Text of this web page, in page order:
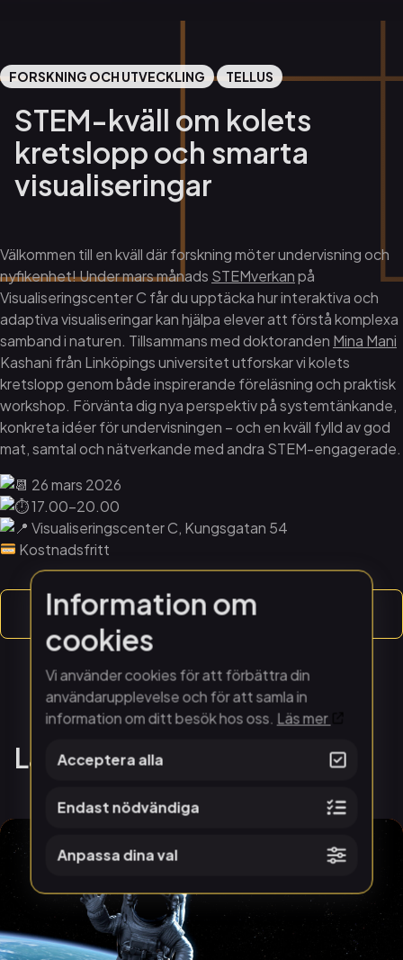
FORSKNING OCH UTVECKLING TELLUS
STEM-kväll om kolets
kretslopp och smarta
visualiseringar
Välkommen till en kväll där forskning möter undervisning och
nyfikenhet! Under mars månads STEMverkanpå
Visualiseringscenter C får du upptäcka hur interaktiva och
adaptiva visualiseringar kan hjälpa elever att förstå komplexa
samband i naturen. Tillsammans med doktoranden Mina Mani
Kashani från Linköpings universitet utforskar vi kolets
kretslopp genom både inspirerande föreläsning och praktisk
workshop. Förvänta dig nya perspektiv på systemtänkande,
konkreta idéer för undervisningen – och en kväll fylld av god
mat, samtal och nätverkande med andra STEM-engagerade.
26 mars 2026
17.00-20.00
Visualiseringscenter C, Kungsgatan 54
Kostnadsfritt
Boka STEMverkan
Läs vidare
Information om
cookies
Vi använder cookies för att förbättra din
användarupplevelse och för att samla in
information om ditt besök hos oss. Läs mer
Acceptera alla
Endast nödvändiga
Anpassa dina val